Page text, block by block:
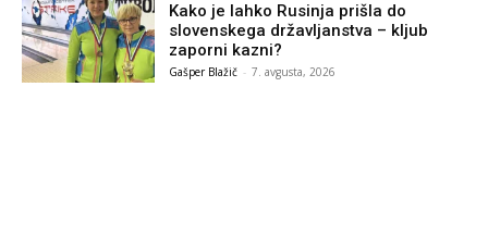
Kako je lahko Rusinja prišla do
slovenskega državljanstva – kljub
zaporni kazni?
Gašper Blažič - 7. avgusta, 2026